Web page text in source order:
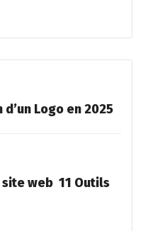
Logo en 2025
web 11 Outils